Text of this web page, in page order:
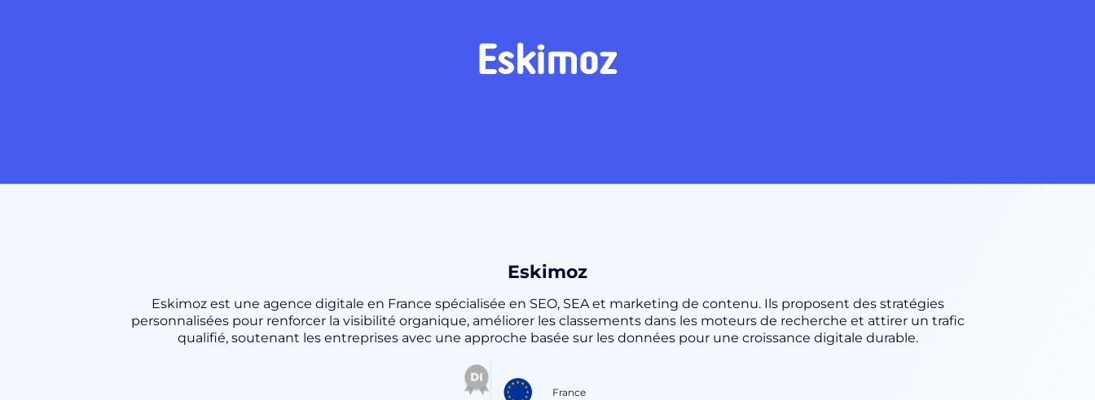
Eskimoz
Eskimoz est une agence digitale en France spécialisée en SEO, SEA et marketing de contenu. Ils proposent des stratégies
personnalisées pour renforcer la visibilité organique, améliorer les classements dans les moteurs de recherche et attirer un trafic
qualifié, soutenant les entreprises avec une approche basée sur les données pour une croissance digitale durable.
France